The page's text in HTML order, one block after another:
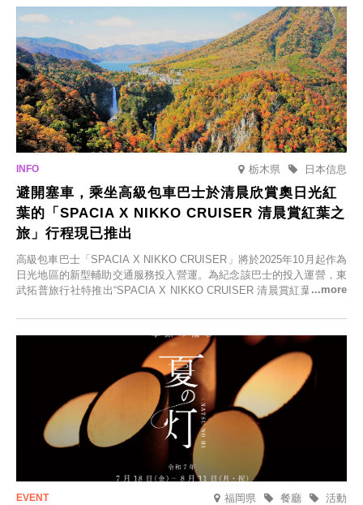
栃木県 日本信息
避開塞車，乘坐高級包車巴士於清晨欣賞奧日光紅
葉的「SPACIA X NIKKO CRUISER 清晨賞紅葉之
旅」行程現已推出
高級包車巴士「SPACIA X NIKKO CRUISER」將於2025年10月起作為
日光地區的新型輔助交通服務投入營運。為紀念該巴士的投入運營，東
武拓普旅行社特推出“SPACIA X NIKKO CRUISER 清晨賞紅葉之旅”，
福岡県 活動
餐廳